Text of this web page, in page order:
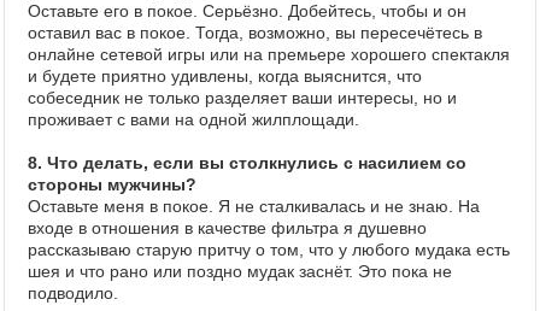
Оставьте его в покое. Серьёзно. Добейтесь, чтобы и он
оставил вас в покое. Тогда, возможно, вы пересечётесь в
онлайне сетевой игры или на премьере хорошего спектакля
и будете приятно удивлены, когда выяснится, что
собеседник не только разделяет ваши интересы, но и
проживает с вами на одной жилплощади.
8. Что делать, если вы столкнулись с насилием со
стороны мужчины?
Оставьте меня в покое. Я не сталкивалась и не знаю. На
входе в отношения в качестве фильтра я душевно
рассказываю старую притчу о том, что у любого мудака есть
шея и что рано или поздно мудак заснёт. Это пока не
подводило.